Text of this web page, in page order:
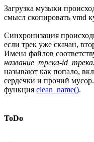
Загрузка музыки
смысл скопировать vmd
Синхронизация
если трек уже скачан,
Имена файлов
название_трека-
называют как попало,
сердечки и прочий
функция clean_name().
ToDo